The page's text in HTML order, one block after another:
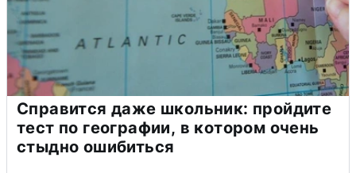
Справится даже школьник: пройдите
тест по географии, в котором очень
стыдно ошибиться